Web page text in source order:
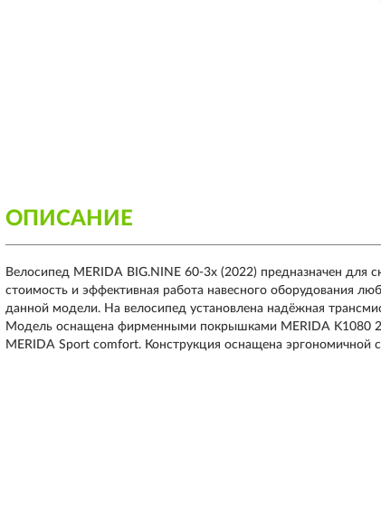
ОПИСАНИЕ
Велосипед MERIDA BIG.NINE 60-3x (2022) предназначен
стоимость и эффективная работа навесного оборудования
данной модели. На велосипед установлена надёжная
Модель оснащена фирменными покрышками MERIDA K1080
MERIDA Sport comfort. Конструкция оснащена эргономичной